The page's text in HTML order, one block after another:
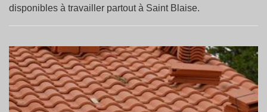
disponibles à travailler partout à Saint Blaise.